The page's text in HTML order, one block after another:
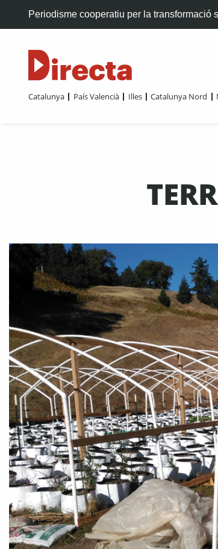
Periodisme cooperatiu per la transformació
Catalunya País Valencià Illes Catalunya Nord